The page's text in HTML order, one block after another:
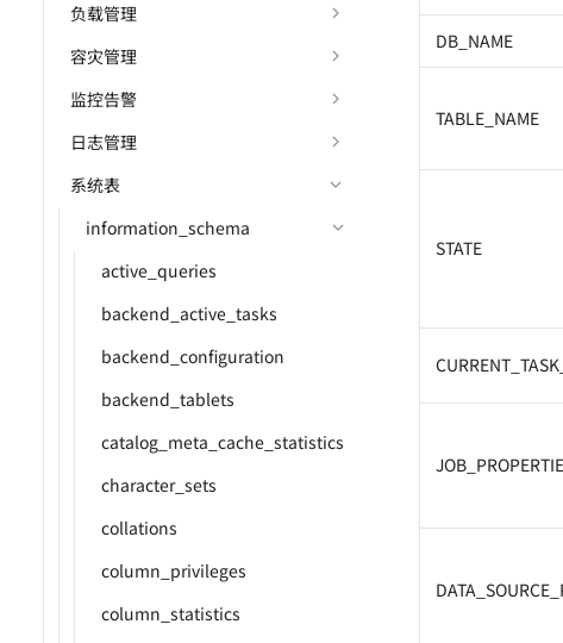
负载管理
容灾管理
监控告警
日志管理
系统表
information_schema
active_queries
backend_active_tasks
backend_configuration
backend_tablets
catalog_meta_cache_statistics
character_sets
collations
column_privileges
column_statistics
DB_NAME
TABLE_NAME
STATE